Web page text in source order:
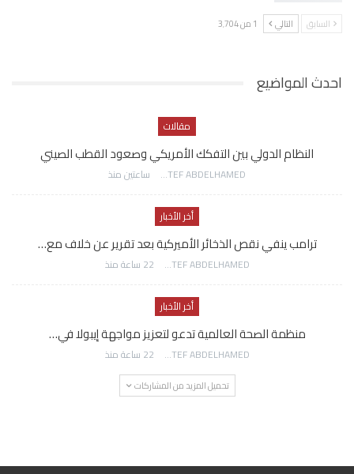
السابق التالي 1 من 3٬704
احدث المواضيع
مقالات
النظام الدولي بين التفكك الأمريكي وصعود القطب الصيني
AWATEF ABDELHAMED ساعتين منذ
أخر الأخبار
ترامب ينفي نقص الذخائر الأميركية بعد تقرير عن خلاف مع…
AWATEF ABDELHAMED 22 ساعة منذ
أخر الأخبار
منظمة الصحة العالمية تدعو لتعزيز مواجهة إيبولا في…
AWATEF ABDELHAMED 22 ساعة منذ
تحميل المزيد من المشاركات